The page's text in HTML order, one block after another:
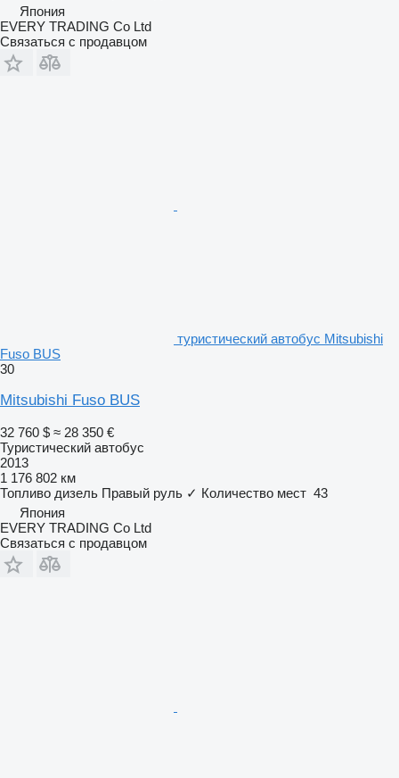
Япония
EVERY TRADING Co Ltd
Связаться с продавцом
туристический автобус Mitsubishi
Fuso BUS
30
Mitsubishi Fuso BUS
32 760 $ ≈ 28 350 €
Туристический автобус
2013
1 176 802 км
Топливо дизель Правый руль ✓ Количество мест 43
Япония
EVERY TRADING Co Ltd
Связаться с продавцом